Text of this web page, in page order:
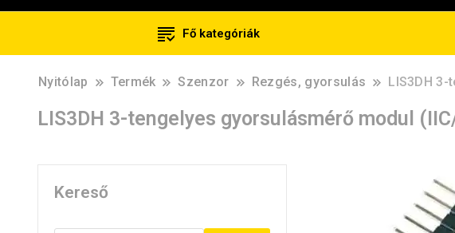
Fő kategóriák
Nyitólap Termék Szenzor Rezgés, gyorsulás LIS3DH
LIS3DH 3-tengelyes gyorsulásmérő modul
Kereső